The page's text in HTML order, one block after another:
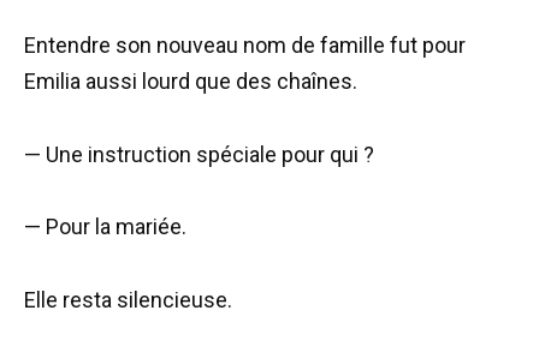
Entendre son nouveau nom de famille fut pour
Emilia aussi lourd que des chaînes.
— Une instruction spéciale pour qui ?
— Pour la mariée.
Elle resta silencieuse.